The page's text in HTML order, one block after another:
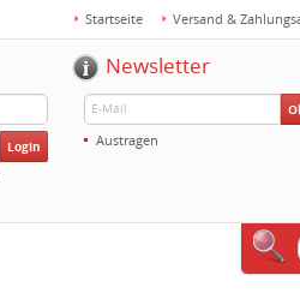
Versand &
Startseite
Newsletter
Austragen
Login